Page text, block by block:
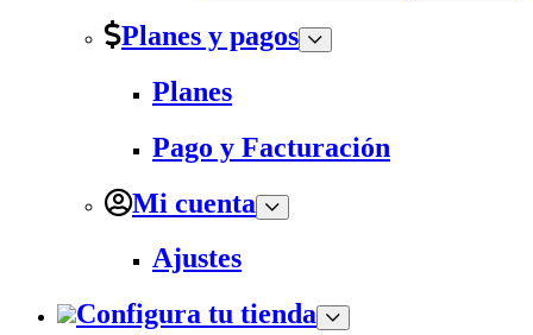
Planes y pagos
Planes
Pago y Facturación
Mi cuenta
Ajustes
Configura tu tienda